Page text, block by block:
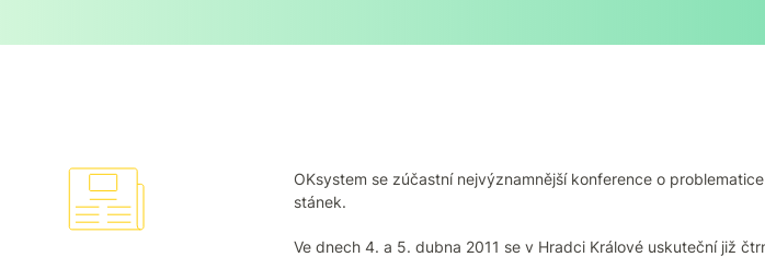
OKsystem se zúčastní nejvýznamnější konference o
stánek.
Ve dnech 4. a 5. dubna 2011 se v Hradci Králové uskuteční již